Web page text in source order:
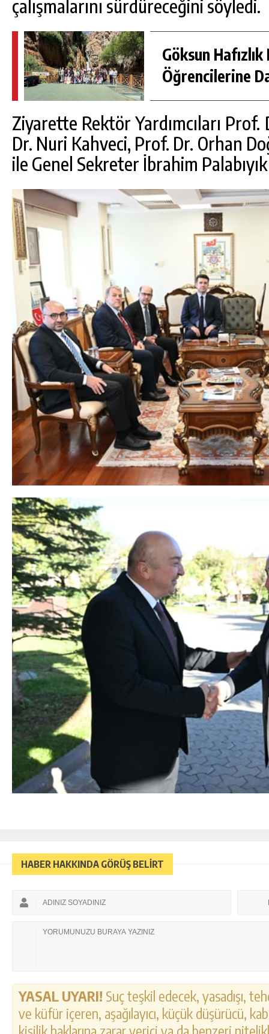
çalışmalarını sürdüreceğini söyledi.
Göksun Hafızlık
Öğrencilerine
Ziyarette Rektör Yardımcıları Prof.
Dr. Nuri Kahveci, Prof. Dr. Orhan
ile Genel Sekreter İbrahim
HABER HAKKINDA GÖRÜŞ BELİRT
YASAL UYARI! Suç teşkil edecek, yasadışı,
ve küfür içeren, aşağılayıcı, küçük düşürücü,